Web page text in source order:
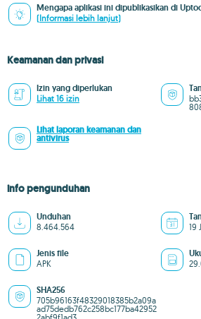
Mengapa aplikasi ini dipublikasikan di
(Informasi lebih lanjut)
Keamanan dan privasi
Izin yang diperlukan
Lihat 16 izin
Lihat laporan keamanan dan
antivirus
info pengunduhan
Unduhan
8.464.564 19
Jenis file
APK
SHA256
705b96163f48329018385b2a09a
ad75dedb762c258bc177ba42952